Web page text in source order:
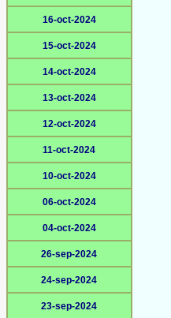
16-oct-2024
15-oct-2024
14-oct-2024
13-oct-2024
12-oct-2024
11-oct-2024
10-oct-2024
06-oct-2024
04-oct-2024
26-sep-2024
24-sep-2024
23-sep-2024